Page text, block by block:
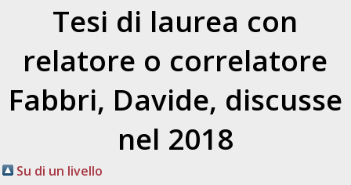
Tesi di laurea con
relatore o correlatore
Fabbri, Davide, discusse
nel 2018
Su di un livello